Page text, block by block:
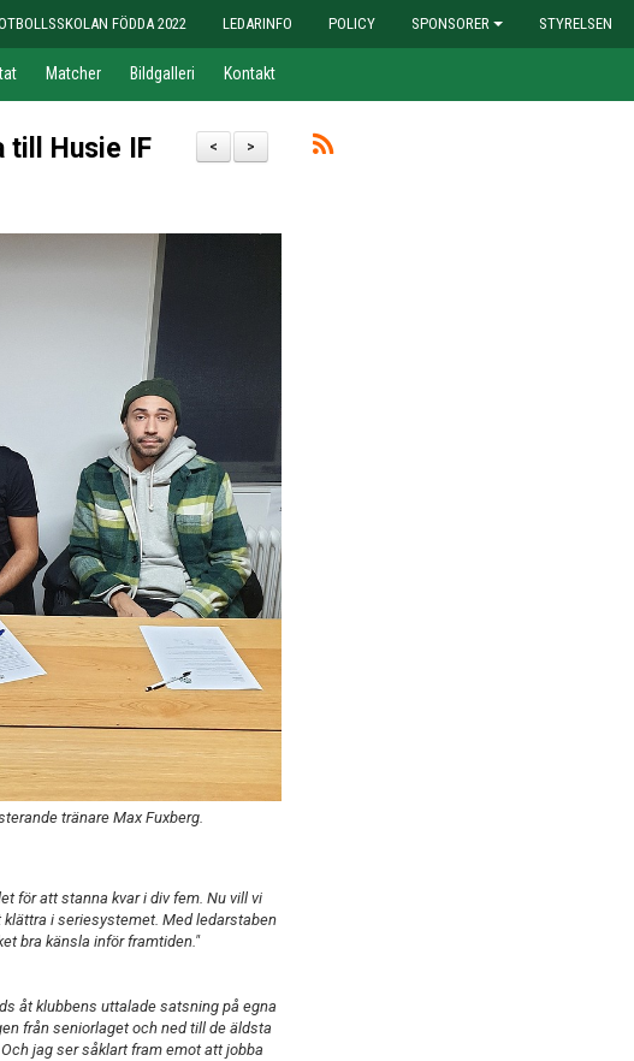
FÖDDA 2022 LEDARINFO POLICY SPONSORER STYRELSEN
Matcher Bildgalleri Kontakt
>
<
till Husie IF
tränare Max Fuxberg.
för att stanna kvar i div fem. Nu vill vi
i seriesystemet. Med ledarstaben
bra känsla inför framtiden."
åt klubbens uttalade satsning på egna
från seniorlaget och ned till de äldsta
jag ser såklart fram emot att jobba